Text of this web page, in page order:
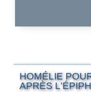
HOMÉLIE
APRÈS